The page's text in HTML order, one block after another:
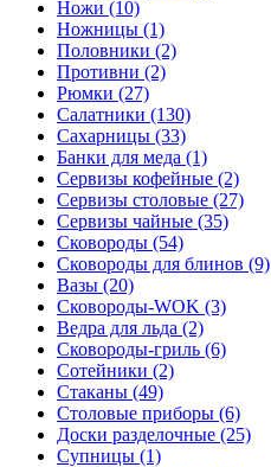
Ножи (10)
Ножницы (1)
Половники (2)
Противни (2)
Рюмки (27)
Салатники (130)
Сахарницы (33)
Банки для меда (1)
Сервизы кофейные (2)
Сервизы столовые (27)
Сервизы чайные (35)
Сковороды (54)
Сковороды для блинов (9)
Вазы (20)
Сковороды-WOK (3)
Ведра для льда (2)
Сковороды-гриль (6)
Сотейники (2)
Стаканы (49)
Столовые приборы (6)
Доски разделочные (25)
Супницы (1)